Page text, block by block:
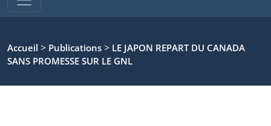
Accueil > Publications > LE JAPON REPART DU CANADA
SANS PROMESSE SUR LE GNL